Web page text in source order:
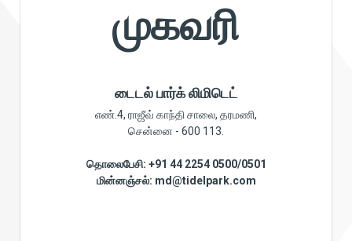
முகவரி
டைடல் பார்க் லிமிடெட்
எண்.4, ராஜீவ் காந்தி சாலை, தரமணி,
சென்னை - 600 113.
தொலைபேசி: +91 44 2254 0500/0501
மின்னஞ்சல்: md@tidelpark.com